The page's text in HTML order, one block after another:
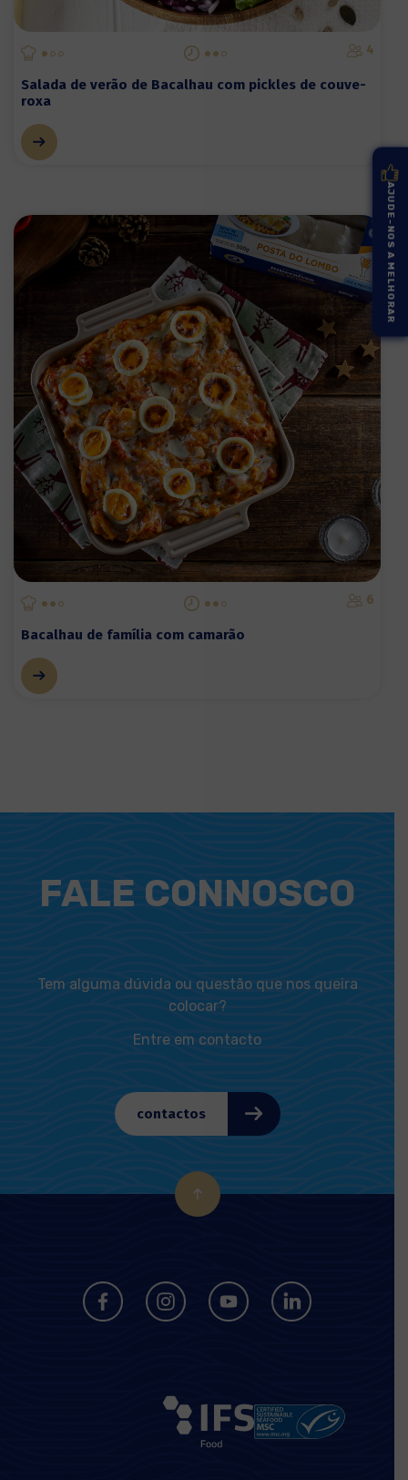
4
Salada de verão de Bacalhau com pickles de couve-
roxa
6
Bacalhau de família com camarão
FALE CONNOSCO
Tem alguma dúvida ou questão que nos queira
colocar?
Entre em contacto
contactos
AJUDE-NOS A MELHORAR